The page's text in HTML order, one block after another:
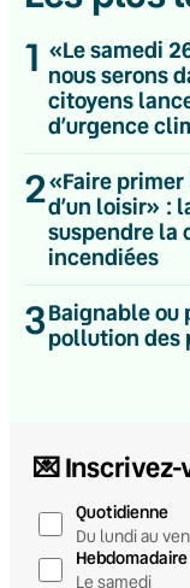
1 «Le samedi
nous serons
citoyens
d’urgence
2«Faire
d’un loisir» :
suspendre la
incendiées
3Baignable ou
pollution des
💌
Quotidienne
Du lundi au
Hebdomadaire
Le samedi